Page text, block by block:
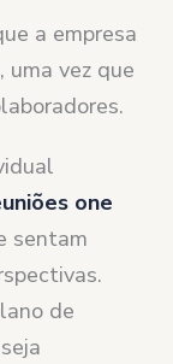
a empresa
, uma vez que
one
sentam
de